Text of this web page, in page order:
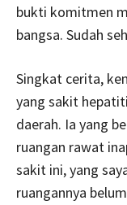
bukti komitmen
bangsa. Sudah
Singkat cerita,
yang sakit
daerah. Ia yang
ruangan rawat
sakit ini, yang
ruangannya